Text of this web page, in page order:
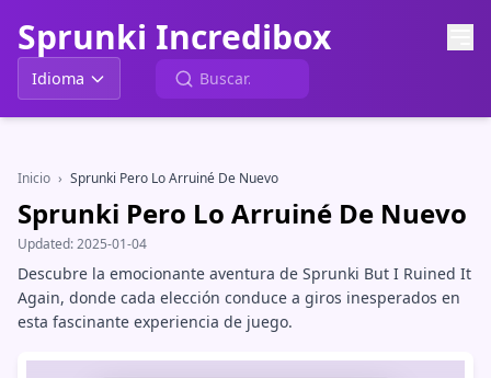
Sprunki Incredibox
Idioma
Inicio › Sprunki Pero Lo Arruiné De Nuevo
Sprunki Pero Lo Arruiné De Nuevo
Updated:2025-01-04
Descubre la emocionante aventura de Sprunki But I Ruined It
Again, donde cada elección conduce a giros inesperados en
esta fascinante experiencia de juego.